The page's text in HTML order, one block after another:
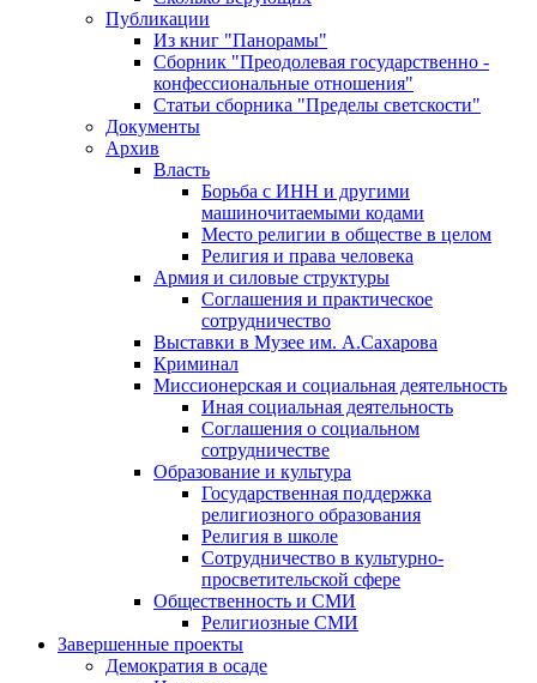
Публикации
Из книг "Панорамы"
Сборник "Преодолевая государственно -
конфессиональные отношения"
Статьи сборника "Пределы светскости"
Документы
Архив
Власть
Борьба с ИНН и другими
машиночитаемыми кодами
Место религии в обществе в целом
Религия и права человека
Армия и силовые структуры
Соглашения и практическое
сотрудничество
Выставки в Музее им. А.Сахарова
Криминал
Миссионерская и социальная деятельность
Иная социальная деятельность
Соглашения о социальном
сотрудничестве
Образование и культура
Государственная поддержка
религиозного образования
Религия в школе
Сотрудничество в культурно-
просветительской сфере
Общественность и СМИ
Религиозные СМИ
Завершенные проекты
Демократия в осаде